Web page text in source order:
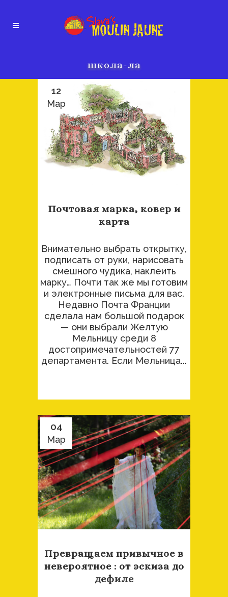
школа-ла
12
Мар
Почтовая марка, ковер и
карта
Внимательно выбрать открытку,
подписать от руки, нарисовать
смешного чудика, наклеить
марку… Почти так же мы готовим
и электронные письма для вас.
Недавно Почта Франции
сделала нам большой подарок
— они выбрали Желтую
Мельницу среди 8
достопримечательностей 77
департамента. Если Мельница...
04
Мар
Превращаем привычное в
невероятное : от эскиза до
дефиле